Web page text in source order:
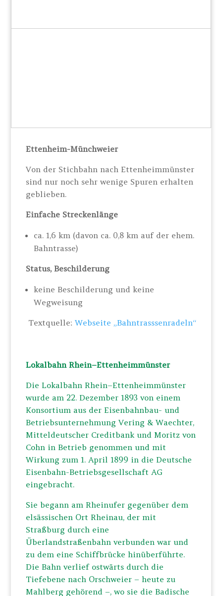
Ettenheim-Münchweier
Von der Stichbahn nach Ettenheimmünster
sind nur noch sehr wenige Spuren erhalten
geblieben.
Einfache Streckenlänge
ca. 1,6 km (davon ca. 0,8 km auf der ehem.
Bahntrasse)
Status, Beschilderung
keine Beschilderung und keine
Wegweisung
Textquelle:Webseite „Bahntrasssenradeln“
Lokalbahn Rhein–Ettenheimmünster
Die Lokalbahn Rhein–Ettenheimmünster
wurde am 22. Dezember 1893 von einem
Konsortium aus der Eisenbahnbau- und
Betriebsunternehmung Vering & Waechter,
Mitteldeutscher Creditbank und Moritz von
Cohn in Betrieb genommen und mit
Wirkung zum 1. April 1899 in die Deutsche
Eisenbahn-Betriebsgesellschaft AG
eingebracht.
Sie begann am Rheinufer gegenüber dem
elsässischen Ort Rheinau, der mit
Straßburg durch eine
Überlandstraßenbahn verbunden war und
zu dem eine Schiffbrücke hinüberführte.
Die Bahn verlief ostwärts durch die
Tiefebene nach Orschweier – heute zu
Mahlberg gehörend –, wo sie die Badische